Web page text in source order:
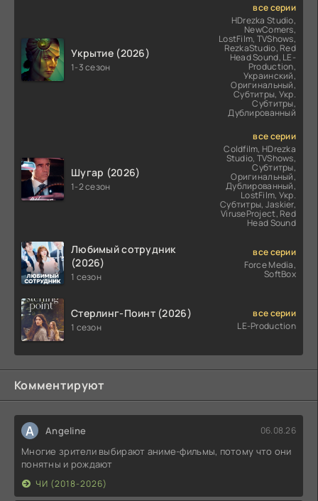
Укрытие (2026)
1-3 сезон
все серии
HDrezka Studio,
NewComers,
LostFilm, TVShows,
RezkaStudio, Red
Head Sound, LE-
Production,
Украинский,
Оригинальный,
Субтитры, Укр.
Субтитры,
Дублированный
Шугар (2026)
1-2 сезон
все серии
Coldfilm, HDrezka
Studio, TVShows,
Субтитры,
Оригинальный,
Дублированный,
LostFilm, Укр.
Субтитры, Jaskier,
ViruseProject, Red
Head Sound
Любимый сотрудник
(2026)
1 сезон
все серии
Force Media,
SoftBox
Стерлинг-Поинт (2026)
1 сезон
все серии
LE-Production
Комментируют
A Angeline 06.08.26
Многие зрители выбирают аниме-фильмы, потому что они
понятны и рождают
ЧИ (2018-2026)